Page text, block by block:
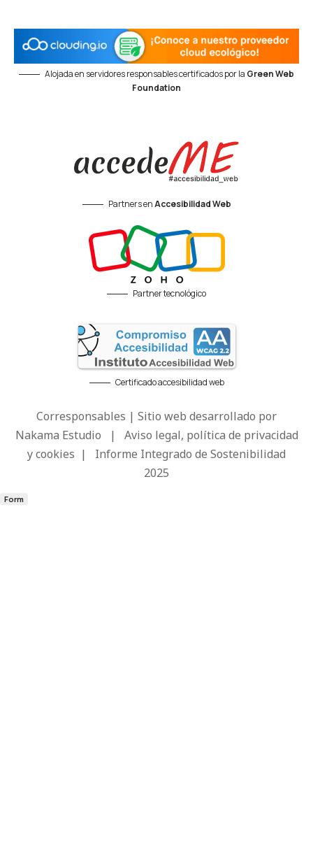
Alojada en servidores responsables certificados por la Green Web
Foundation
Partners enAccesibilidad Web
Partner tecnológico
Certificado accesibilidad web
Corresponsables | Sitio web desarrollado por
Nakama Estudio | Aviso legal, política de privacidad
y cookies | Informe Integrado de Sostenibilidad
2025
Form